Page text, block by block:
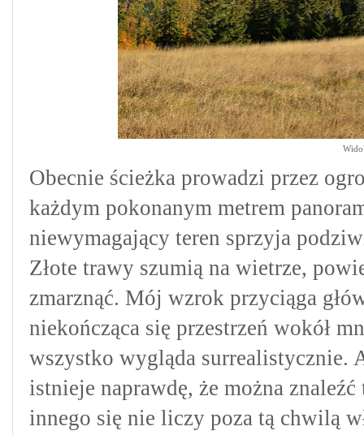
Obecnie ścieżka prowadzi przez
każdym pokonanym metrem
niewymagający teren sprzyja
Złote trawy szumią na wietrze,
zmarznąć. Mój wzrok przyciąga
niekończąca się przestrzeń wokół
wszystko wygląda surrealistycznie.
istnieje naprawdę, że można
innego się nie liczy poza tą chwilą